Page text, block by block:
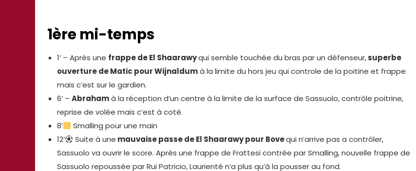
1ère mi-temps
1′ – Après une frappe de El Shaarawyqui semble touchée du bras par un défenseur,superbe
ouverture de Matic pour Wijnaldumà la limite du hors jeu qui controle de la poitine et frappe
mais c’est sur le gardien.
6′ – Abrahamà la réception d’un centre à la limite de la surface de Sassuolo, contrôle poitrine,
reprise de volée mais c’est à coté.
8’
Smalling pour une main
12’
Suite à une mauvaise passe de El Shaarawy pour Bovequi n’arrive pas a contrôler,
Sassuolo va ouvrir le score. Après une frappe de Frattesi contrée par Smalling, nouvelle frappe de
Sassuolo repoussée par Rui Patricio, Laurienté n’a plus qu’à la pousser au fond.